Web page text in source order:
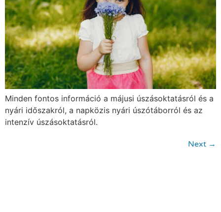
Minden fontos információ a májusi úszásoktatásról és a
nyári időszakról, a napközis nyári úszótáborról és az
intenzív úszásoktatásról.
Next →